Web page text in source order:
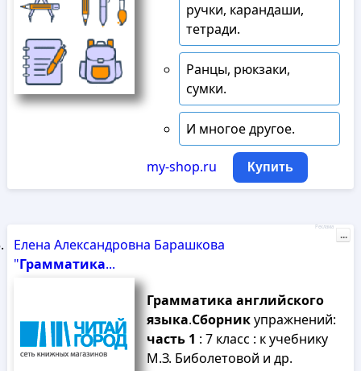
ручки, карандаши,
тетради.
Ранцы, рюкзаки,
сумки.
И многое другое.
my-shop.ru Купить
Елена Александровна Барашкова
"Грамматика...
Грамматика английского
языка.Сборникупражнений:
часть 1 : 7 класс : к учебнику
М.З. Биболетовой и др.
Реклама
...